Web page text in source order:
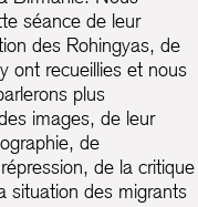
séance de leur
des Rohingyas, de
ont recueillies et nous
plus
images, de leur
de
de la critique
situation des migrants